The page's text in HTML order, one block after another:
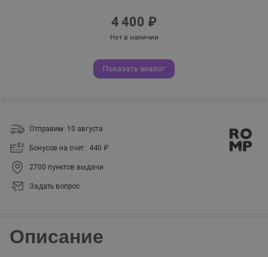
4 400 ₽
Нет в наличии
Показать аналог
Отправим: 10 августа
Бонусов на счет: 440 ₽
2700 пунктов выдачи
Задать вопрос
Описание